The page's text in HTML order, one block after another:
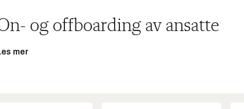
og offboarding av ansatte
mer